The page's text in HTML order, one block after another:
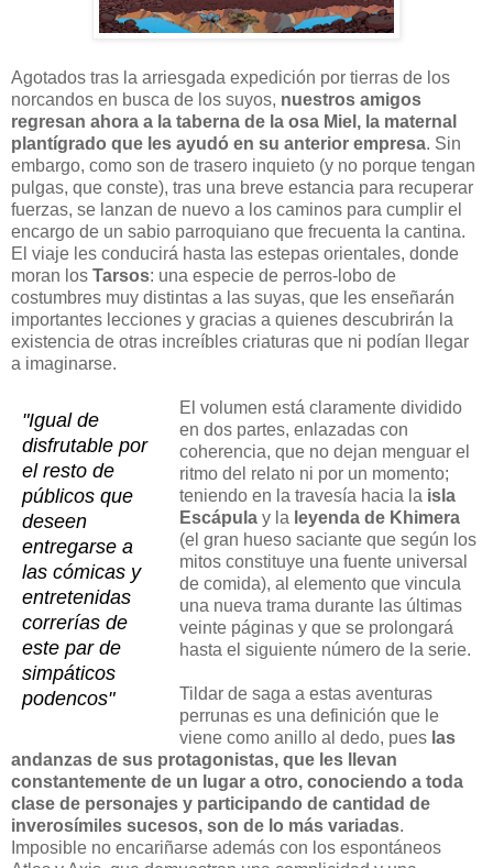
Agotados tras la arriesgada expedición por tierras de los
norcandos en busca de los suyos, nuestros amigos
regresan ahora a la taberna de la osa Miel, la maternal
plantígrado que les ayudó en su anterior empresa. Sin
embargo, como son de trasero inquieto (y no porque tengan
pulgas, que conste), tras una breve estancia para recuperar
fuerzas, se lanzan de nuevo a los caminos para cumplir el
encargo de un sabio parroquiano que frecuenta la cantina.
El viaje les conducirá hasta las estepas orientales, donde
moran los Tarsos: una especie de perros-lobo de
costumbres muy distintas a las suyas, que les enseñarán
importantes lecciones y gracias a quienes descubrirán la
existencia de otras increíbles criaturas que ni podían llegar
a imaginarse.
"Igual de
disfrutable por
el resto de
públicos que
deseen
entregarse a
las cómicas y
entretenidas
correrías de
este par de
simpáticos
podencos"
El volumen está claramente dividido
en dos partes, enlazadas con
coherencia, que no dejan menguar el
ritmo del relato ni por un momento;
teniendo en la travesía hacia la isla
Escápula y la leyenda de Khimera
(el gran hueso saciante que según los
mitos constituye una fuente universal
de comida), al elemento que vincula
una nueva trama durante las últimas
veinte páginas y que se prolongará
hasta el siguiente número de la serie.
Tildar de saga a estas aventuras
perrunas es una definición que le
viene como anillo al dedo, pues las
andanzas de sus protagonistas, que les llevan
constantemente de un lugar a otro, conociendo a toda
clase de personajes y participando de cantidad de
inverosímiles sucesos, son de lo más variadas.
Imposible no encariñarse además con los espontáneos